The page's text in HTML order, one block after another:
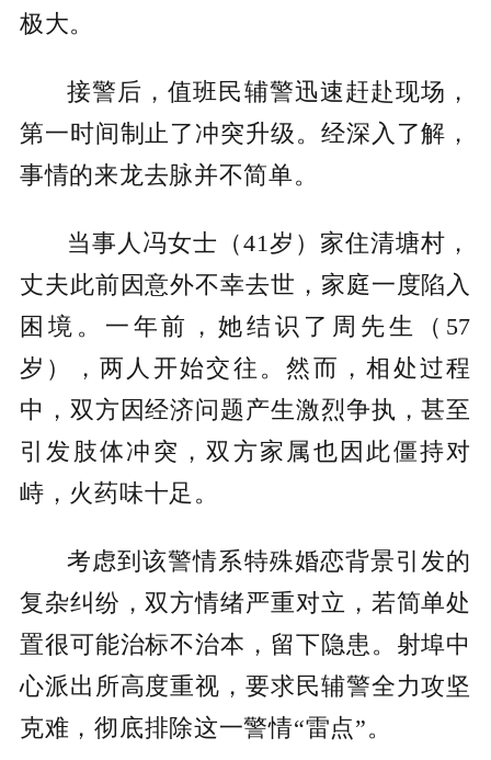
极大。
接警后，值班民辅警迅速赶赴现场，
第一时间制止了冲突升级。经深入了解，
事情的来龙去脉并不简单。
当事人冯女士（41岁）家住清塘村，
丈夫此前因意外不幸去世，家庭一度陷入
困境。一年前，她结识了周先生（57
岁），两人开始交往。然而，相处过程
中，双方因经济问题产生激烈争执，甚至
引发肢体冲突，双方家属也因此僵持对
峙，火药味十足。
考虑到该警情系特殊婚恋背景引发的
复杂纠纷，双方情绪严重对立，若简单处
置很可能治标不治本，留下隐患。射埠中
心派出所高度重视，要求民辅警全力攻坚
克难，彻底排除这一警情“雷点”。